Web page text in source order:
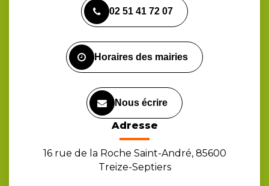
le
compte
le
compte
la
chaîne
02 51 41 72 07
Horaires des mairies
Nous écrire
Adresse
16 rue de la Roche Saint-André, 85600
Treize-Septiers